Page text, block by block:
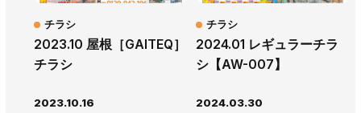
2023.10 屋根［GAITEQ］
チラシ
チラシ
2023.10.16
2024.01 レギュラーチラ
シ【AW-007】
チラシ
2024.03.30